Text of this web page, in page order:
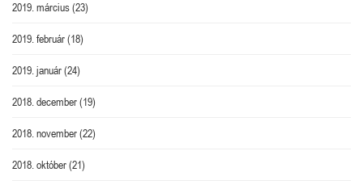
2019. március(23)
2019. február(18)
2019. január(24)
2018. december(19)
2018. november(22)
2018. október(21)